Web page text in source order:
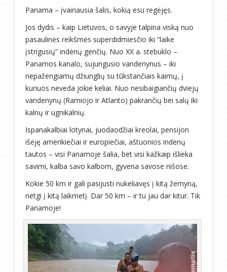
Panama – įvairiausia šalis, kokią esu regėjęs.
Jos dydis – kaip Lietuvos, o savyje talpina viską nuo
pasaulinės reikšmės superdidmiesčio iki “laike
įstrigusių” indėnų genčių. Nuo XX a. stebuklo –
Panamos kanalo, sujungusio vandenynus – iki
nepažengiamų džiunglių su tūkstančiais kaimų, į
kuriuos neveda jokie keliai. Nuo nesibaigiančių dviejų
vandenynų (Ramiojo ir Atlanto) pakrančių bei salų iki
kalnų ir ugnikalnių.
Ispanakalbiai lotynai, juodaodžiai kreolai, pensijon
išėję amerikiečiai ir europiečiai, aštuonios indėnų
tautos – visi Panamoje šalia, bet visi kažkaip išlieka
savimi, kalba savo kalbom, gyvena savose nišose.
Kokie 50 km ir gali pasijusti nukeliavęs į kitą žemyną,
netgi į kitą laikmetį. Dar 50 km – ir tu jau dar kitur. Tik
Panamoje!